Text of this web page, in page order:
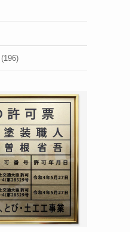
(196)